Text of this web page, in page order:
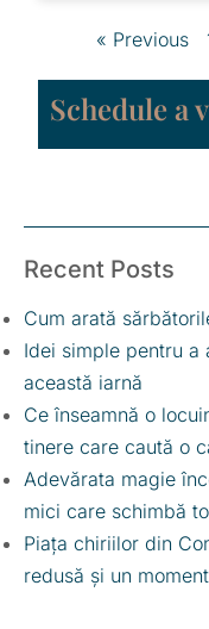
« Previous
Schedule a
Recent Posts
Cum arată
Idei simple pentru a
această iarnă
Ce înseamnă o
tinere care caută o
Adevărata magie
mici care schimbă
Piața chiriilor din
redusă și un